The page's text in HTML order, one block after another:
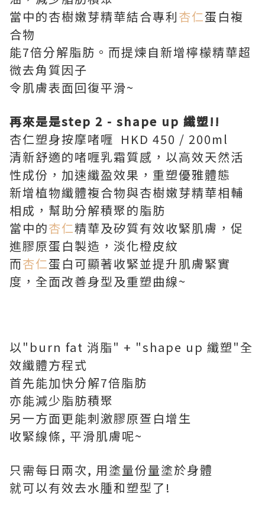
當中的杏樹嫩芽精華結合專利杏仁蛋白複
合物
能7倍分解脂肪。而提煉自新增檸檬精華超
微去角質因子
令肌膚表面回復平滑~
再來是是step 2 - shape up 纖塑!!
杏仁塑身按摩啫喱 HKD 450 / 200ml
清新舒適的啫喱乳霜質感，以高效天然活
性成份，加速纖盈效果，重塑優雅體態
新增植物纖體複合物與杏樹嫩芽精華相輔
相成，幫助分解積聚的脂肪
當中的杏仁精華及矽質有效收緊肌膚，促
進膠原蛋白製造，淡化橙皮紋
而杏仁蛋白可顯著收緊並提升肌膚緊實
度，全面改善身型及重塑曲線~
以"burn fat 消脂" + "shape up 纖塑"全
效纖體方程式
首先能加快分解7倍脂肪
亦能減少脂肪積聚
另一方面更能刺激膠原疍白增生
收緊線條, 平滑肌膚呢~
只需每日兩次, 用塗量份量塗於身體
就可以有效去水腫和塑型了!